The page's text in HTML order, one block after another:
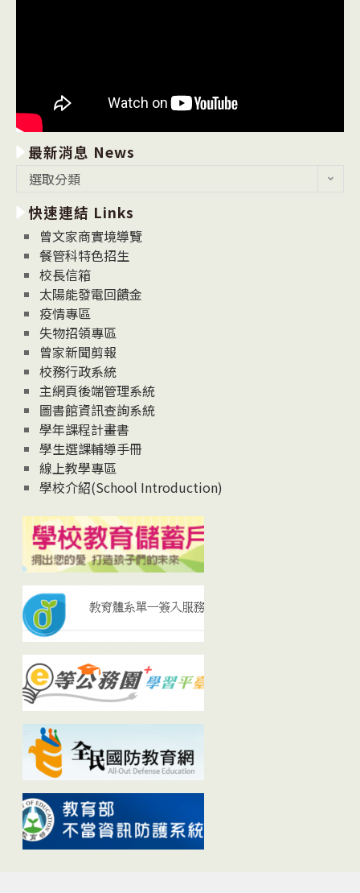
最新消息 News
消
息
News
選取分類
快速連結 Links
曾文家商實境導覽
餐管科特色招生
校長信箱
太陽能發電回饋金
疫情專區
失物招領專區
曾家新聞剪報
校務行政系統
主網頁後端管理系統
圖書館資訊查詢系統
學年課程計畫書
學生選課輔導手冊
線上教學專區
學校介紹(School Introduction)